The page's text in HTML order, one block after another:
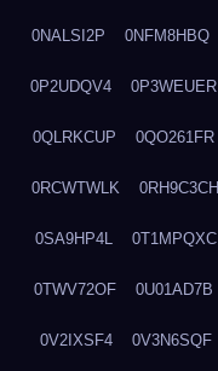
0NALSI2P 0NFM8HBQ
0P2UDQV4 0P3WEUER
0QLRKCUP 0QO261FR
0RCWTWLK 0RH9C3CH
0SA9HP4L 0T1MPQXC
0TWV72OF 0U01AD7B
0V2IXSF4 0V3N6SQF